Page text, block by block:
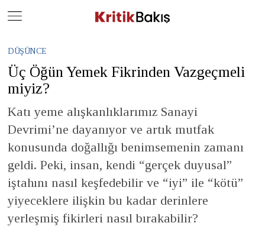
DÜŞÜNCE
Üç Öğün Yemek Fikrinden Vazgeçmeli
miyiz?
Katı yeme alışkanlıklarımız Sanayi
Devrimi’ne dayanıyor ve artık mutfak
konusunda doğallığı benimsemenin zamanı
geldi. Peki, insan, kendi “gerçek duyusal”
iştahını nasıl keşfedebilir ve “iyi” ile “kötü”
yiyeceklere ilişkin bu kadar derinlere
yerleşmiş fikirleri nasıl bırakabilir?